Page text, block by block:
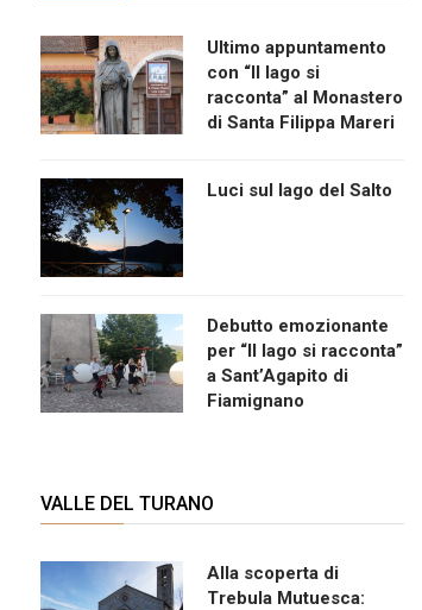
Ultimo appuntamento
con “Il lago si
racconta” al Monastero
di Santa Filippa Mareri
Luci sul lago del Salto
Debutto emozionante
per “Il lago si racconta”
a Sant’Agapito di
Fiamignano
VALLE DEL TURANO
Alla scoperta di
Trebula Mutuesca: